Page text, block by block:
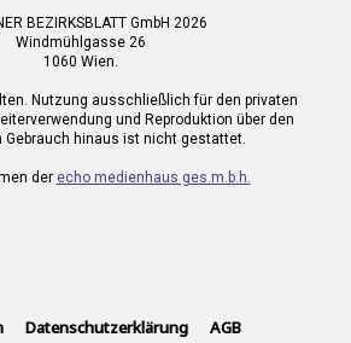
BEZIRKSBLATT GmbH 2026
Windmühlgasse 26
1060 Wien.
Nutzung ausschließlich für den privaten
und Reproduktion über den
Gebrauch hinaus ist nicht gestattet.
der echo medienhaus ges.m.b.h.
Datenschutzerklärung AGB